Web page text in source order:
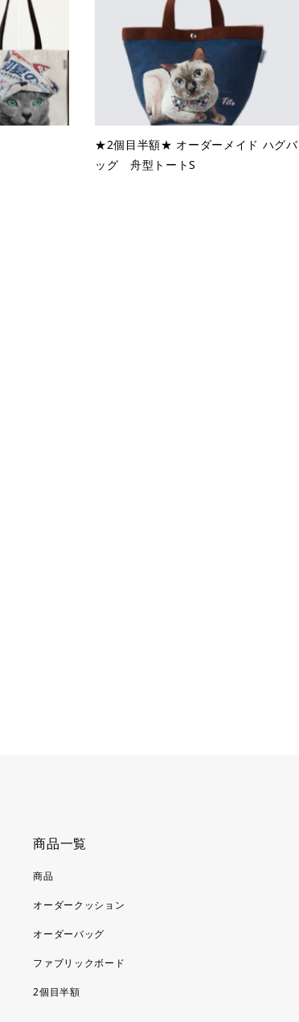
★2個目半額★ オーダーメイド ハグバ
ッグ 舟型トートS
商品一覧
商品
オーダークッション
オーダーバッグ
ファブリックボード
2個目半額